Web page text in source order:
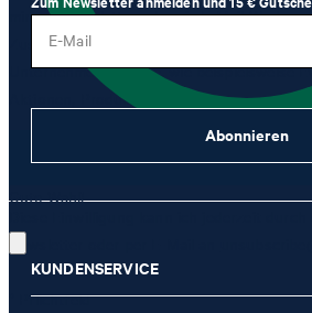
mir per Newsletter oder via E-Mail
Zusammenhang mit Produkten,
Unternehmensgruppe, wie beispielsweise
Aktionen, Produkt-Promotions zuzusenden.
* Pflichtfeld
Gute Wahl!
E-Mail
Abonnieren
KUNDENSERVICE